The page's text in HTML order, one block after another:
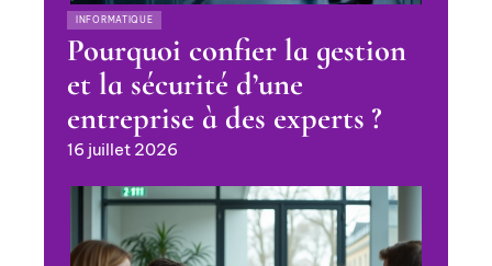
INFORMATIQUE
Pourquoi confier la gestion
et la sécurité d’une
entreprise à des experts ?
16 juillet 2026